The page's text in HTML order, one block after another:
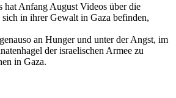
hat Anfang August Videos über die
in ihrer Gewalt in Gaza befinden,
an Hunger und unter der Angst, im
der israelischen Armee zu
in Gaza.